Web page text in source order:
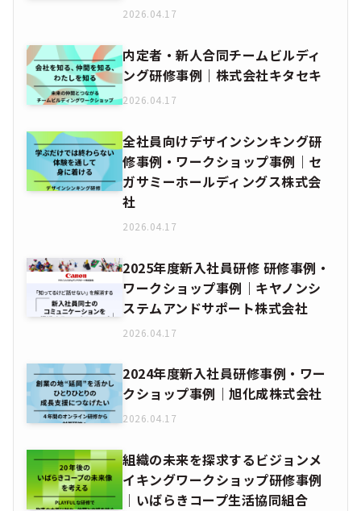
2026.04.17
内定者・新人合同チームビルディ
ング研修事例｜株式会社キタセキ
2026.04.17
全社員向けデザインシンキング研
修事例・ワークショップ事例｜セ
ガサミーホールディングス株式会
社
2026.04.17
2025年度新入社員研修 研修事例・
ワークショップ事例｜キヤノンシ
ステムアンドサポート株式会社
2026.04.17
2024年度新入社員研修事例・ワー
クショップ事例｜旭化成株式会社
2026.04.17
組織の未来を探求するビジョンメ
イキングワークショップ研修事例
│いばらきコープ生活協同組合